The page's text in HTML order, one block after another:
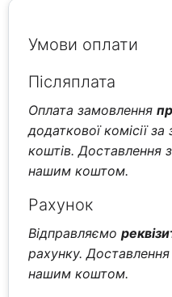
Умови оплати
Післяплата
Оплата замовлення
додаткової комісії
коштів. Доставлення
нашим коштом.
Рахунок
Відправляємо
рахунку.
нашим коштом.